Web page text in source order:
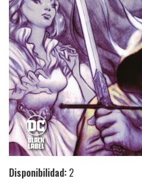
Disponibilidad: 2